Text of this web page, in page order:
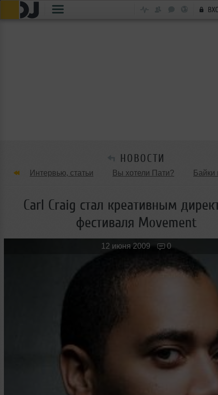
НОВОСТИ
Интервью, статьи Вы хотели Пати? Байки
Танцевальные стили
Мужчина & Женщина
Carl Craig стал креативным
фестиваля Movement
12 июня 2009 0